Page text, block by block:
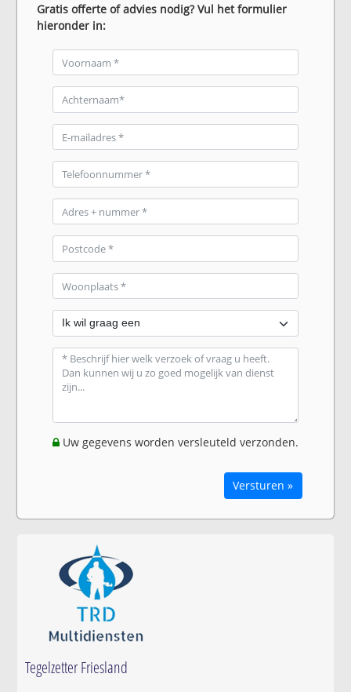
Gratis offerte of advies nodig? Vul het formulier
hieronder in:
Uw gegevens worden versleuteld verzonden.
Versturen »
Tegelzetter Friesland